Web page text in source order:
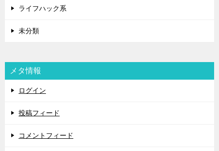
ライフハック系
未分類
メタ情報
ログイン
投稿フィード
コメントフィード